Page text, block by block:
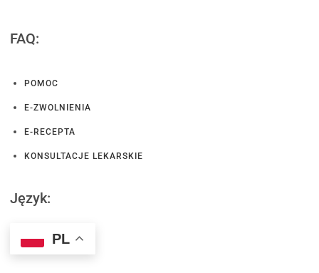
FAQ:
POMOC
E-ZWOLNIENIA
E-RECEPTA
KONSULTACJE LEKARSKIE
Język:
PL